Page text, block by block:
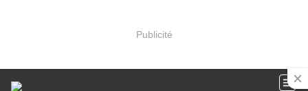
Publicité